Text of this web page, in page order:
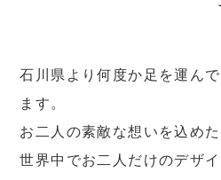
石川県より何度か足を運ん
ます。
お二人の素敵な想いを込めた
世界中でお二人だけのデザ